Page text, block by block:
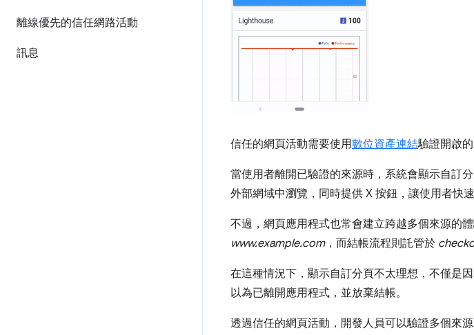
離線優先的信任網路活動
訊息
信任的網頁活動需要使用數位資產連結驗證開啟
當使用者離開已驗證的來源時，系統會顯示自訂
外部網域中瀏覽，同時提供 X 按鈕，讓使用者快
不過，網頁應用程式也常會建立跨越多個來源的
www.example.com，而結帳流程則託管於
在這種情況下，顯示自訂分頁不太理想，不僅是
以為已離開應用程式，並放棄結帳。
透過信任的網頁活動，開發人員可以驗證多個來